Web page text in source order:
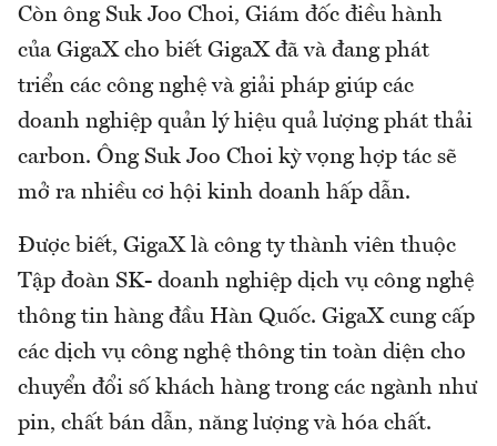
Còn ông Suk Joo Choi, Giám đốc điều hành
của GigaX cho biết GigaX đã và đang phát
triển các công nghệ và giải pháp giúp các
doanh nghiệp quản lý hiệu quả lượng phát thải
carbon. Ông Suk Joo Choi kỳ vọng hợp tác sẽ
mở ra nhiều cơ hội kinh doanh hấp dẫn.
Được biết, GigaX là công ty thành viên thuộc
Tập đoàn SK- doanh nghiệp dịch vụ công nghệ
thông tin hàng đầu Hàn Quốc. GigaX cung cấp
các dịch vụ công nghệ thông tin toàn diện cho
chuyển đổi số khách hàng trong các ngành như
pin, chất bán dẫn, năng lượng và hóa chất.